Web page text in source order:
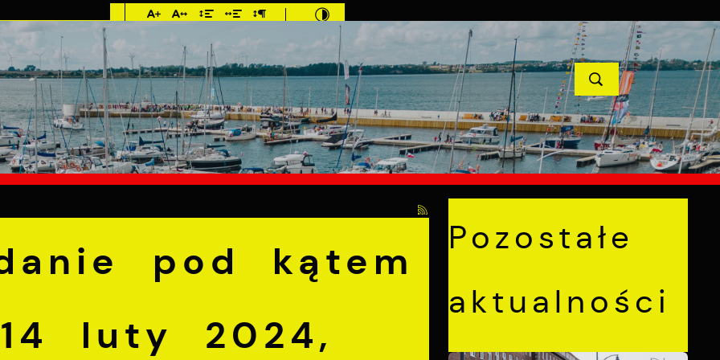
Imieniny: Sława,
Jakub, Stefan
MIESZKANIEC TURYSTYKA INWESTYCJE PROJEKTY UNIJNE KONTAKT
badanie pod kątem osteoporozy, 14 luty 2024, Puckie Centrum Medyczne POPRZEDNI NASTĘPNY
pod kątem
luty 2024,
Pozostałe
aktualności